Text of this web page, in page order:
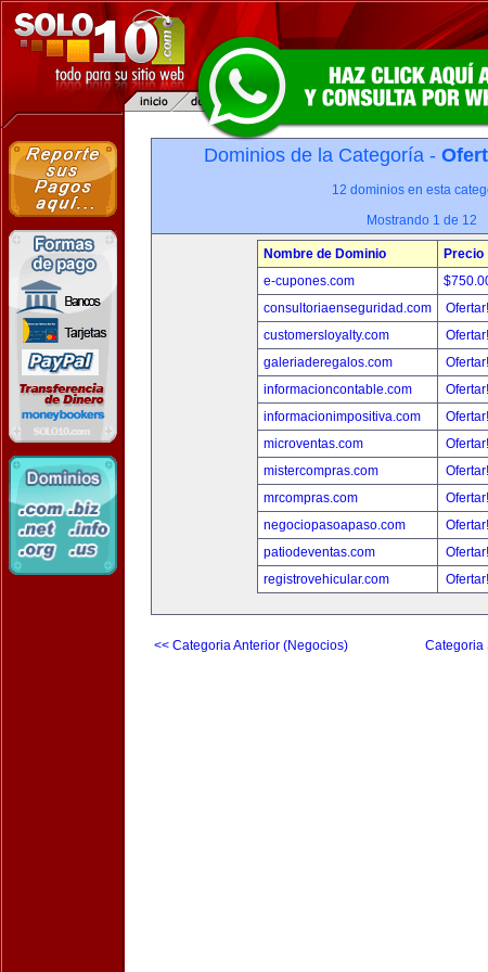
Dominios de la Categoría -
12 dominios en esta
Mostrando 1 de 12
Nombre de Dominio Precio
e-cupones.com
consultoriaenseguridad.com
Ofertar!
customersloyalty.com
Ofertar!
galeriaderegalos.com
Ofertar!
informacioncontable.com
Ofertar!
informacionimpositiva.com
Ofertar!
microventas.com
Ofertar!
mistercompras.com
Ofertar!
mrcompras.com
Ofertar!
negociopasoapaso.com
Ofertar!
patiodeventas.com
Ofertar!
registrovehicular.com
Ofertar!
<< Categoria Anterior (Negocios) Categoria